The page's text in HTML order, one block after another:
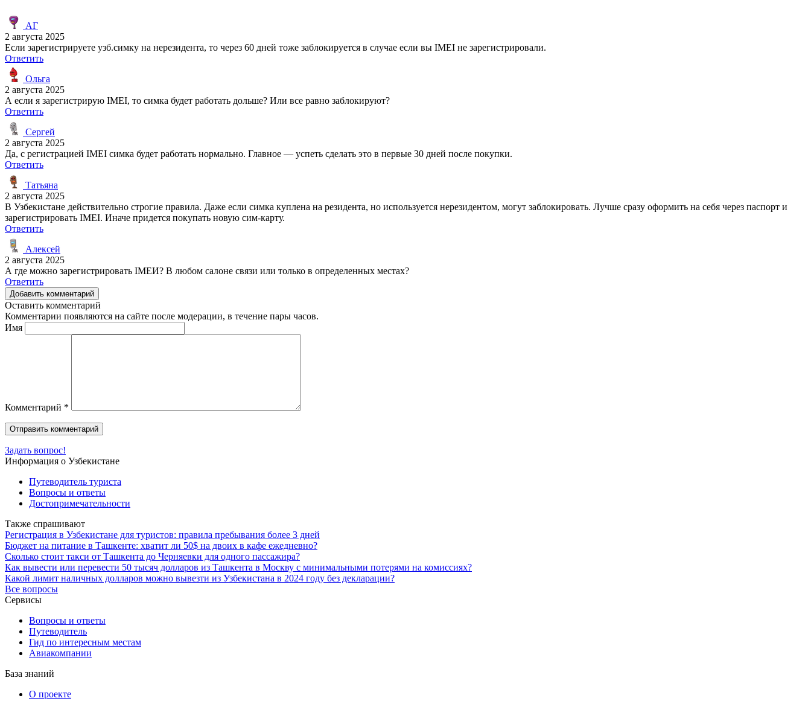
АГ
2 августа 2025
Если зарегистрируете узб.симку на нерезидента, то через 60 дней тоже заблокируется в случае если вы IMEI не зарегистрировали.
Ответить
Ольга
2 августа 2025
А если я зарегистрирую IMEI, то симка будет работать дольше? Или все равно заблокируют?
Ответить
Сергей
2 августа 2025
Да, с регистрацией IMEI симка будет работать нормально. Главное — успеть сделать это в первые 30 дней после покупки.
Ответить
Татьяна
2 августа 2025
В Узбекистане действительно строгие правила. Даже если симка куплена на резидента, но используется нерезидентом, могут заблокировать. Лучше сразу оформить на себя через паспорт и
зарегистрировать IMEI. Иначе придется покупать новую сим-карту.
Ответить
Алексей
2 августа 2025
А где можно зарегистрировать IMEИ? В любом салоне связи или только в определенных местах?
Ответить
Добавить комментарий
Оставить комментарий
Комментарии появляются на сайте после модерации, в течение пары часов.
Имя
Комментарий *
Задать вопрос!
Информация о Узбекистане
Путеводитель туриста
Вопросы и ответы
Достопримечательности
Также спрашивают
Регистрация в Узбекистане для туристов: правила пребывания более 3 дней
Бюджет на питание в Ташкенте: хватит ли 50$ на двоих в кафе ежедневно?
Сколько стоит такси от Ташкента до Черняевки для одного пассажира?
Как вывести или перевести 50 тысяч долларов из Ташкента в Москву с минимальными потерями на комиссиях?
Какой лимит наличных долларов можно вывезти из Узбекистана в 2024 году без декларации?
Все вопросы
Сервисы
Вопросы и ответы
Путеводитель
Гид по интересным местам
Авиакомпании
База знаний
О проекте